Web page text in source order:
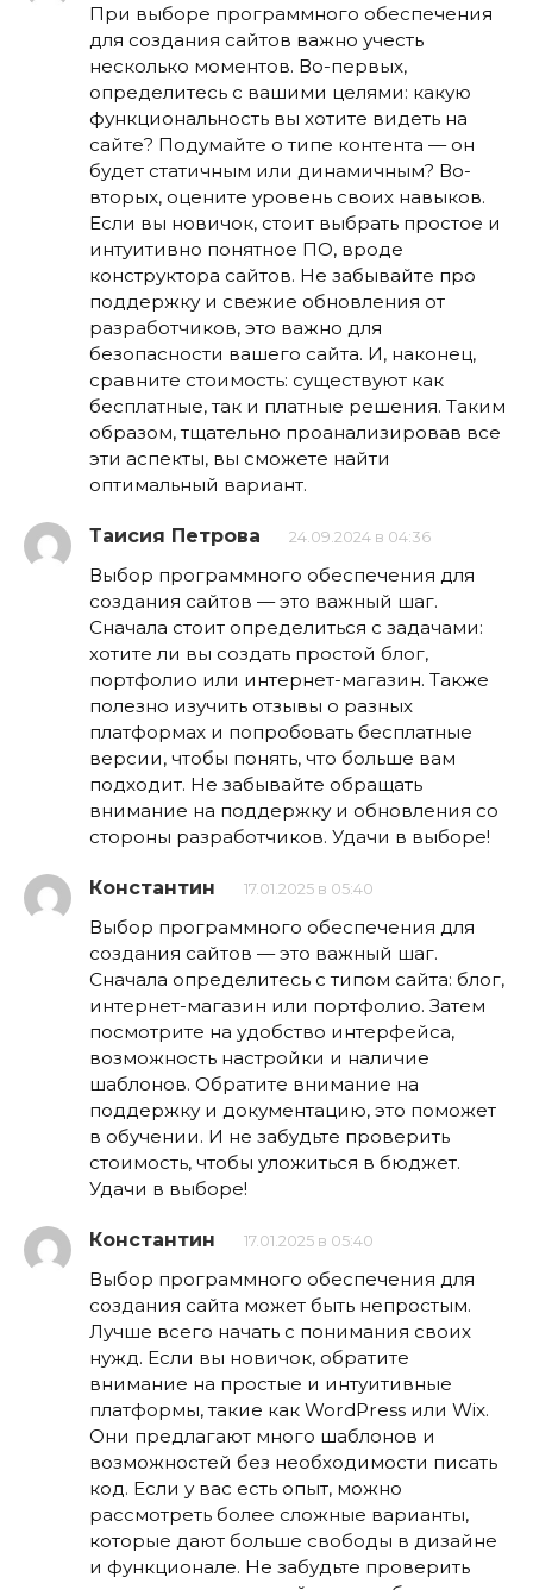
При выборе программного обеспечения
для создания сайтов важно учесть
несколько моментов. Во-первых,
определитесь с вашими целями: какую
функциональность вы хотите видеть на
сайте? Подумайте о типе контента — он
будет статичным или динамичным? Во-
вторых, оцените уровень своих навыков.
Если вы новичок, стоит выбрать простое и
интуитивно понятное ПО, вроде
конструктора сайтов. Не забывайте про
поддержку и свежие обновления от
разработчиков, это важно для
безопасности вашего сайта. И, наконец,
сравните стоимость: существуют как
бесплатные, так и платные решения. Таким
образом, тщательно проанализировав все
эти аспекты, вы сможете найти
оптимальный вариант.
Таисия Петрова 24.09.2024 в 04:36
Выбор программного обеспечения для
создания сайтов — это важный шаг.
Сначала стоит определиться с задачами:
хотите ли вы создать простой блог,
портфолио или интернет-магазин. Также
полезно изучить отзывы о разных
платформах и попробовать бесплатные
версии, чтобы понять, что больше вам
подходит. Не забывайте обращать
внимание на поддержку и обновления со
стороны разработчиков. Удачи в выборе!
Константин 17.01.2025 в 05:40
Выбор программного обеспечения для
создания сайтов — это важный шаг.
Сначала определитесь с типом сайта: блог,
интернет-магазин или портфолио. Затем
посмотрите на удобство интерфейса,
возможность настройки и наличие
шаблонов. Обратите внимание на
поддержку и документацию, это поможет
в обучении. И не забудьте проверить
стоимость, чтобы уложиться в бюджет.
Удачи в выборе!
Константин 17.01.2025 в 05:40
Выбор программного обеспечения для
создания сайта может быть непростым.
Лучше всего начать с понимания своих
нужд. Если вы новичок, обратите
внимание на простые и интуитивные
платформы, такие как WordPress или Wix.
Они предлагают много шаблонов и
возможностей без необходимости писать
код. Если у вас есть опыт, можно
рассмотреть более сложные варианты,
которые дают больше свободы в дизайне
и функционале. Не забудьте проверить